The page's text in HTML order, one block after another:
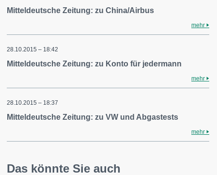
Mitteldeutsche Zeitung: zu China/Airbus
mehr
28.10.2015 – 18:42
Mitteldeutsche Zeitung: zu Konto für jedermann
mehr
28.10.2015 – 18:37
Mitteldeutsche Zeitung: zu VW und Abgastests
mehr
Das könnte Sie auch